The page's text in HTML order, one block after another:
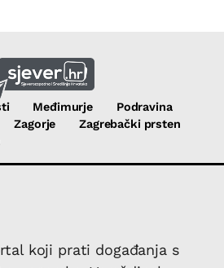
Međimurje
Podravina
Zagorje
Zagrebački prsten
koji prati događanja s